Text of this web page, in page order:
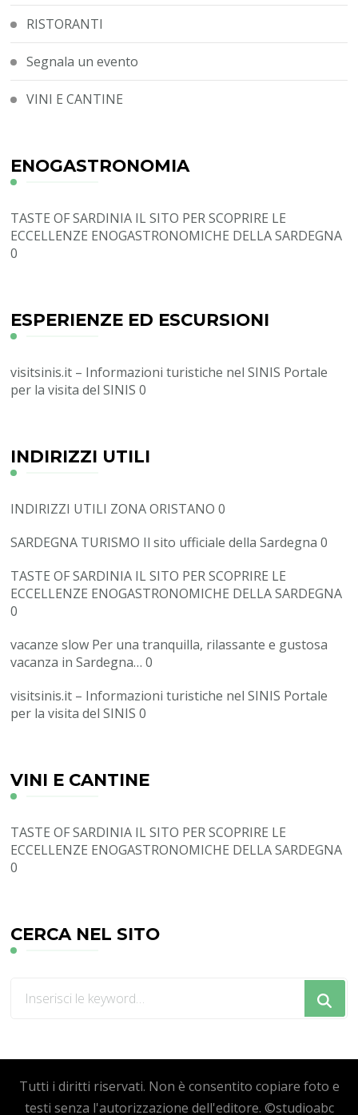
RISTORANTI
Segnala un evento
VINI E CANTINE
ENOGASTRONOMIA
TASTE OF SARDINIA IL SITO PER SCOPRIRE LE
ECCELLENZE ENOGASTRONOMICHE DELLA SARDEGNA
0
ESPERIENZE ED ESCURSIONI
visitsinis.it – Informazioni turistiche nel SINIS Portale
per la visita del SINIS 0
INDIRIZZI UTILI
INDIRIZZI UTILI ZONA ORISTANO 0
SARDEGNA TURISMO Il sito ufficiale della Sardegna 0
TASTE OF SARDINIA IL SITO PER SCOPRIRE LE
ECCELLENZE ENOGASTRONOMICHE DELLA SARDEGNA
0
vacanze slow Per una tranquilla, rilassante e gustosa
vacanza in Sardegna… 0
visitsinis.it – Informazioni turistiche nel SINIS Portale
per la visita del SINIS 0
VINI E CANTINE
TASTE OF SARDINIA IL SITO PER SCOPRIRE LE
ECCELLENZE ENOGASTRONOMICHE DELLA SARDEGNA
0
CERCA NEL SITO
Tutti i diritti riservati. Non è consentito copiare foto e
testi senza l'autorizzazione dell'editore. ©studioabc